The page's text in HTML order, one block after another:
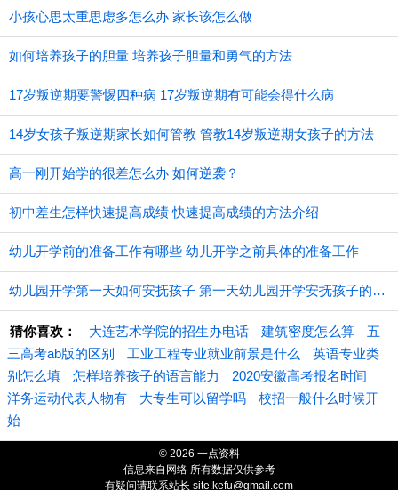
小孩心思太重思虑多怎么办 家长该怎么做
如何培养孩子的胆量 培养孩子胆量和勇气的方法
17岁叛逆期要警惕四种病 17岁叛逆期有可能会得什么病
14岁女孩子叛逆期家长如何管教 管教14岁叛逆期女孩子的方法
高一刚开始学的很差怎么办 如何逆袭？
初中差生怎样快速提高成绩 快速提高成绩的方法介绍
幼儿开学前的准备工作有哪些 幼儿开学之前具体的准备工作
幼儿园开学第一天如何安抚孩子 第一天幼儿园开学安抚孩子的注意事项
猜你喜欢： 大连艺术学院的招生办电话 建筑密度怎么算
五
三高考ab版的区别
工业工程专业就业前景是什么
英语专业类
别怎么填
怎样培养孩子的语言能力
2020安徽高考报名时间
洋务运动代表人物有
大专生可以留学吗
校招一般什么时候开
始
© 2026 一点资料
信息来自网络 所有数据仅供参考
有疑问请联系站长 site.kefu@gmail.com